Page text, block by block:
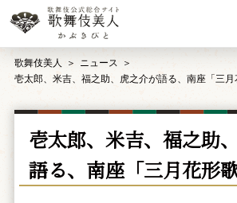
歌舞伎美人
ニュース
壱太郎、米吉、福之助、虎之介が語る、南座「三月
壱太郎、米吉、福之助
語る、南座「三月花形歌